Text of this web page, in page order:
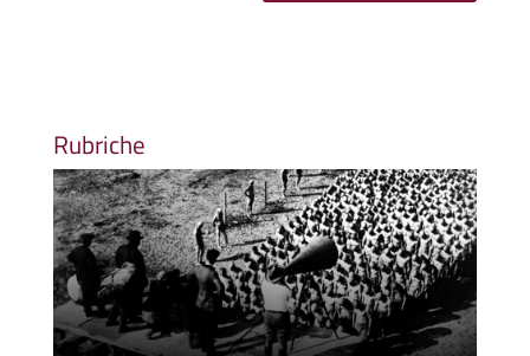
Rubriche